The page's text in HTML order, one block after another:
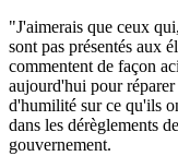
"J'aimerais que ceux
sont pas présentés aux
commentent de façon
aujourd'hui pour
d'humilité sur ce qu'ils
dans les dérèglements
gouvernement.